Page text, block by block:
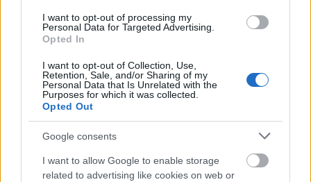
I want to opt-out of processing my
Personal Data for Targeted Advertising.
Opted In
I want to opt-out of Collection, Use,
Retention, Sale, and/or Sharing of my
Personal Data that Is Unrelated with the
Purposes for which it was collected.
Opted Out
Google consents
I want to allow Google to enable storage
related to advertising like cookies on web or